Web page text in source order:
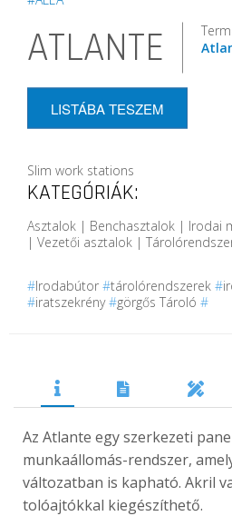
ATLANTE
LISTÁBA TESZEM
Slim work stations
KATEGÓRIÁK:
Asztalok | Benchasztalok | Irodai
| Vezetői asztalok |
#Irodabútor #tárolórendszerek #
#iratszekrény#görgős Tároló #
Az Atlante egy szerkezeti
munkaállomás-rendszer,
változatban is kapható. Akril
tolóajtókkal kiegészíthető.